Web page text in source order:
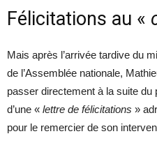
Félicitations au «
Mais après l’arrivée tardive du
de l’Assemblée nationale,
passer directement à la suite
d’une « lettre de félicitations »
pour le remercier de son